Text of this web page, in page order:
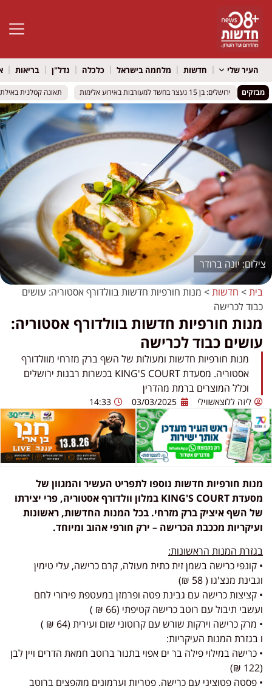
פתח
העיר שלי חדשות מלחמה בישראל כלכלה נדל"ן בריאות
מבזקיםירושלים: בן 15 נעצר בחשד למעורבות באירוע אלימות
ירושלים: בן 15 נעצר בחשד למעורבות באירוע אלימות תאונה קטלנית באילת:
תאונה קטלנית באילת:
יונה ברודר
בית> חדשות> מנות חורפיות חדשות בוולדורף אסטוריה: עושים
כבוד לכרישה
מנות חורפיות חדשות בוולדורף אסטוריה:
עושים כבוד לכרישה
מנות חורפיות חדשות ומעולות של השף ברק מזרחי מוולדורף
אסטוריה. מסעדת KING'S COURT בכשרות רבנות ירושלים
וכלל המוצרים ברמת מהדרין
ליזה ללוצאשווילי 03/03/2025
14:33
מנות חורפיות חדשות נוספו לתפריט העשיר והמגוון של
מסעדת KING'S COURT במלון וולדורף אסטוריה, פרי יצירתו
של השף איציק ברק מזרחי. בכל המנות החדשות, ראשונות
ועיקריות מככבת הכרישה – ירק חורפי אהוב ומיוחד.
בגזרת המנות הראשונות:
• קונפי כרישה בשמן זית כתית מעולה, קרם כרישה, עלי טימין
וגבינת מנצ'גו ( 58 ₪)
• קציצות כרישה עם גבינת פטה ופרמזן במעטפת פירורי לחם
ועשבי תיבול עם רוטב כרישה קטיפתי (66 ₪ )
• מרק כרישה וירקות שורש עם קרוטוני שום ועירית (64 ₪ )
ו בגזרת המנות העיקריות:
• כרישה במילוי פילה בר ים אפוי בתנור ברוטב חמאת הדרים ויין לבן
(122 ₪)
• פסטה פטוציני עם כרישה, פטריות וערמונים מוקפצים ברוטב